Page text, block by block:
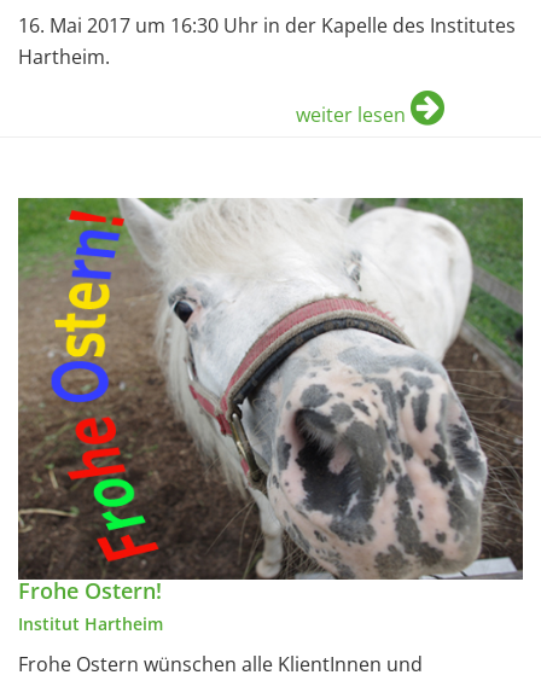
16. Mai 2017 um 16:30 Uhr in der Kapelle des Institutes
Hartheim.
weiter lesen
Frohe Ostern!
Institut Hartheim
Frohe Ostern wünschen alle KlientInnen und